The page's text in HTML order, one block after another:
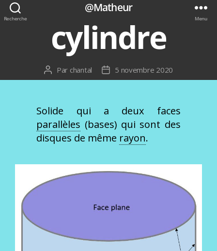
Recherche
@Matheur
Menu
cylindre
Auteur
de
Par chantal
Date
de
5 novembre 2020
Solide qui a deux faces
parallèles (bases) qui sont des
disques de même rayon.